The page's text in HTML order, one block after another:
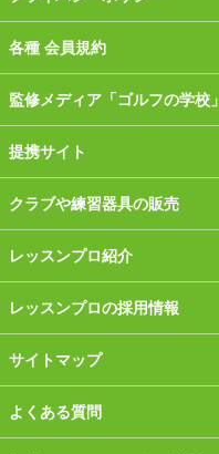
各種 会員規約
監修メディア「ゴルフの学校」
提携サイト
クラブや練習器具の販売
レッスンプロ紹介
レッスンプロの採用情報
サイトマップ
よくある質問